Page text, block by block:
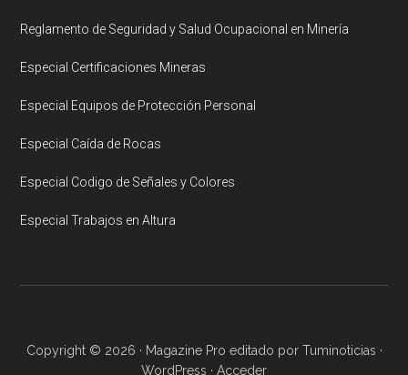
Reglamento de Seguridad y Salud Ocupacional en Minería
Especial Certificaciones Mineras
Especial Equipos de Protección Personal
Especial Caída de Rocas
Especial Codigo de Señales y Colores
Especial Trabajos en Altura
Copyright © 2026 · Magazine Pro editado por Tuminoticias ·
WordPress · Acceder